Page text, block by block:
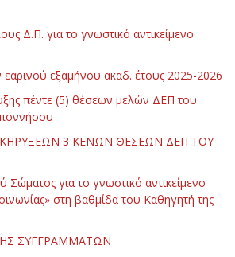
Δ.Π. για το γνωστικό αντικείμενο
εξαμήνου ακαδ. έτους 2025-2026
πέντε (5) θέσεων μελών ΔΕΠ του
3 ΚΕΝΩΝ ΘΕΣΕΩΝ ΔΕΠ ΤΟΥ
Σώματος για το γνωστικό αντικείμενο
στη βαθμίδα του Καθηγητή της
ΣΥΓΓΡΑΜΜΑΤΩΝ